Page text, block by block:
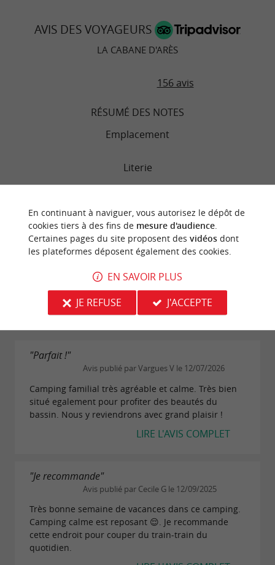
AVIS DES VOYAGEURS
LA CABANE D'ARÈS
156 avis
RÉSUMÉ DES NOTES
Emplacement
Literie
Service
Propreté
"Parfait !"
Avis publié par Vargues V le 12/07/2026
Camping familial très agréable et calme. Très bien
situé egalement pour profiter des beautés du
bassin. Nous y reviendrons avec grand plaisir !
LIRE L'AVIS COMPLET
"Je recommande"
Avis publié par Cecile G le 12/09/2025
Très bonne semaine de vacances dans ce camping.
Camping calme est reposant 😌. Je recommande
cette endroit pour couper du train-train du
quotidien.
En continuant à naviguer, vous autorisez le dépôt de
cookies tiers à des fins de mesure d'audience.
Certaines pages du site proposent des vidéosdont
les plateformes déposent également des cookies.
EN SAVOIR PLUS
JE REFUSE
J'ACCEPTE